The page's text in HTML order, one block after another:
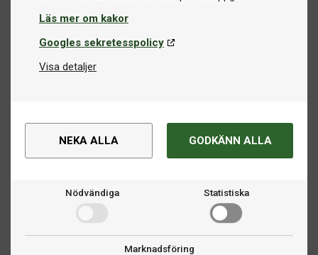
Läs mer om kakor
Googles sekretesspolicy
Visa detaljer
NEKA ALLA GODKÄNN ALLA
Nödvändiga Statistiska
Marknadsföring